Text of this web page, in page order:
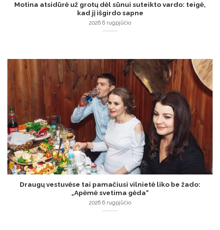
Motina atsidūrė už grotų dėl sūnui suteikto vardo: teigė,
kad jį išgirdo sapne
2026 6 rugpjūčio
Draugų vestuvėse tai pamačiusi vilnietė liko be žado:
„Apėmė svetima gėda“
2026 6 rugpjūčio